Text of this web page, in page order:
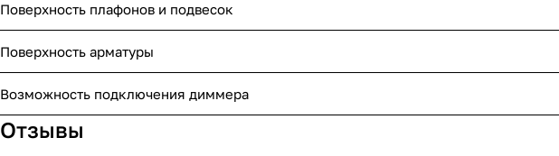
Поверхность плафонов и подвесок
Поверхность арматуры
Возможность подключения диммера
Отзывы